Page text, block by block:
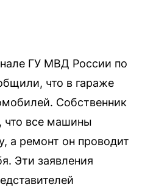
ГУ МВД России по
что в гараже
Собственник
что все машины
а ремонт он проводит
Эти заявления